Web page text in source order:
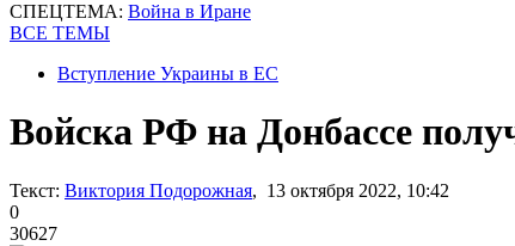
СПЕЦТЕМА: Война в Иране
ВСЕ ТЕМЫ
Вступление Украины в ЕС
Войска РФ на Донбассе
Текст: Виктория Подорожная, 13 октября 2022, 10:42
0
30627